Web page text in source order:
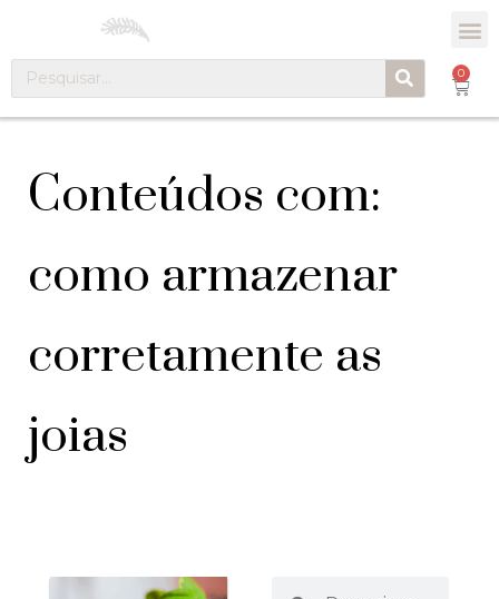
0
Conteúdos com:
como armazenar
corretamente as
joias